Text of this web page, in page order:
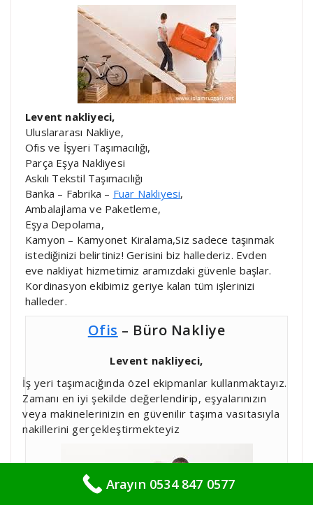
Levent nakliyeci,
Uluslararası Nakliye,
Ofis ve İşyeri Taşımacılığı,
Parça Eşya Nakliyesi
Askılı Tekstil Taşımacılığı
Banka – Fabrika – Fuar Nakliyesi,
Ambalajlama ve Paketleme,
Eşya Depolama,
Kamyon – Kamyonet Kiralama,Siz sadece taşınmak
istediğinizi belirtiniz! Gerisini biz hallederiz. Evden
eve nakliyat hizmetimiz aramızdaki güvenle başlar.
Kordinasyon ekibimiz geriye kalan tüm işlerinizi
halleder.
Ofis – Büro Nakliye
Levent nakliyeci,
İş yeri taşımacığında özel ekipmanlar kullanmaktayız.
Zamanı en iyi şekilde değerlendirip, eşyalarınızın
veya makinelerinizin en güvenilir taşıma vasıtasıyla
nakillerini gerçekleştirmekteyiz
Arayın 0534 847 0577